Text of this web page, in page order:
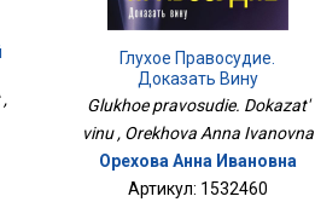
Глухое Правосудие.
Доказать Вину
Glukhoe pravosudie. Dokazat'
vinu , Orekhova Anna Ivanovna
Орехова Анна Ивановна
Артикул: 1532460